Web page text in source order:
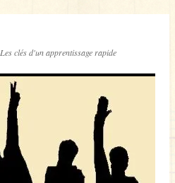
Les clés d'un apprentissage rapide